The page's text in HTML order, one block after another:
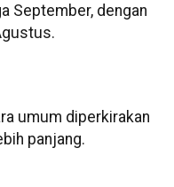
September, dengan
umum diperkirakan
panjang.